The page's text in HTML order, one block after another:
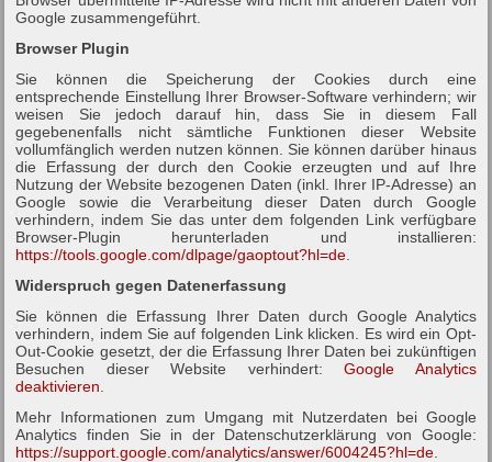
Google zusammengeführt.
Browser Plugin
Sie können die Speicherung der Cookies durch eine
entsprechende Einstellung Ihrer Browser-Software verhindern; wir
weisen Sie jedoch darauf hin, dass Sie in diesem Fall
gegebenenfalls nicht sämtliche Funktionen dieser Website
vollumfänglich werden nutzen können. Sie können darüber hinaus
die Erfassung der durch den Cookie erzeugten und auf Ihre
Nutzung der Website bezogenen Daten (inkl. Ihrer IP-Adresse) an
Google sowie die Verarbeitung dieser Daten durch Google
verhindern, indem Sie das unter dem folgenden Link verfügbare
Browser-Plugin herunterladen und installieren:
https://tools.google.com/dlpage/gaoptout?hl=de
Widerspruch gegen Datenerfassung
Sie können die Erfassung Ihrer Daten durch Google Analytics
verhindern, indem Sie auf folgenden Link klicken. Es wird ein Opt-
Out-Cookie gesetzt, der die Erfassung Ihrer Daten bei zukünftigen
Besuchen dieser Website verhindert:Google Analytics
deaktivieren
Mehr Informationen zum Umgang mit Nutzerdaten bei Google
Analytics finden Sie in der Datenschutzerklärung von Google:
https://support.google.com/analytics/answer/6004245?hl=de